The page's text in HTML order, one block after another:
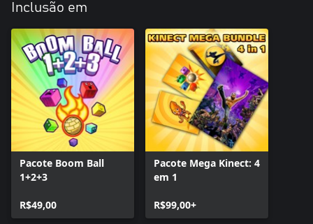
Inclusão em
Pacote Boom Ball
1+2+3
R$49,00
Pacote Mega Kinect: 4
em 1
R$99,00+